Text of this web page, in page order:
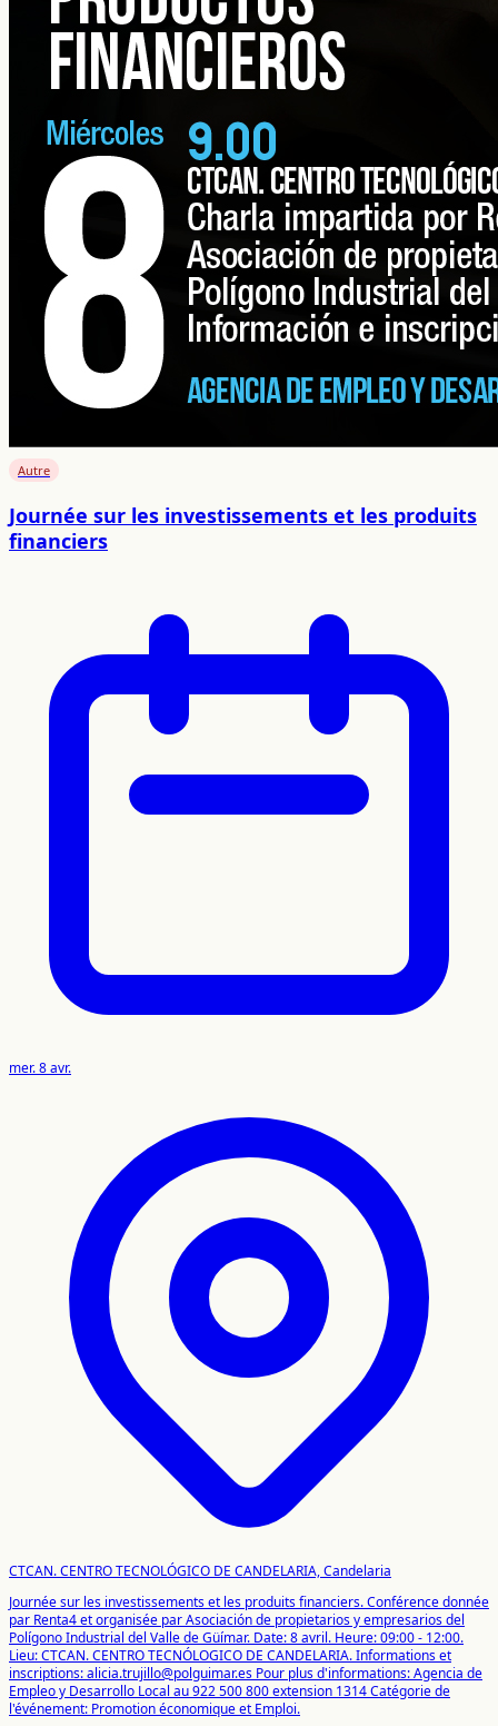
Autre
Journée sur les investissements et les produits
financiers
mer. 8 avr.
CTCAN. CENTRO TECNOLÓGICO DE CANDELARIA, Candelaria
Journée sur les investissements et les produits financiers. Conférence donnée
par Renta4 et organisée par Asociación de propietarios y empresarios del
Polígono Industrial del Valle de Güímar. Date: 8 avril. Heure: 09:00 - 12:00.
Lieu: CTCAN. CENTRO TECNÓLOGICO DE CANDELARIA. Informations et
inscriptions: alicia.trujillo@polguimar.es Pour plus d'informations: Agencia de
Empleo y Desarrollo Local au 922 500 800 extension 1314Catégorie de
l'événement: Promotion économique et Emploi.